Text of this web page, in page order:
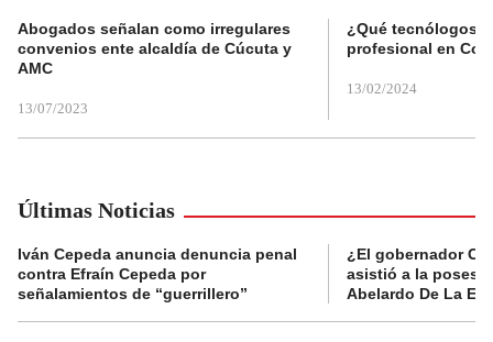
Abogados señalan como irregulares
convenios ente alcaldía de Cúcuta y
AMC
13/07/2023
¿Qué tecnólogos
profesional en
13/02/2024
Últimas Noticias
Iván Cepeda anuncia denuncia penal
contra Efraín Cepeda por
señalamientos de “guerrillero”
¿El gobernador
asistió a la
Abelardo De La